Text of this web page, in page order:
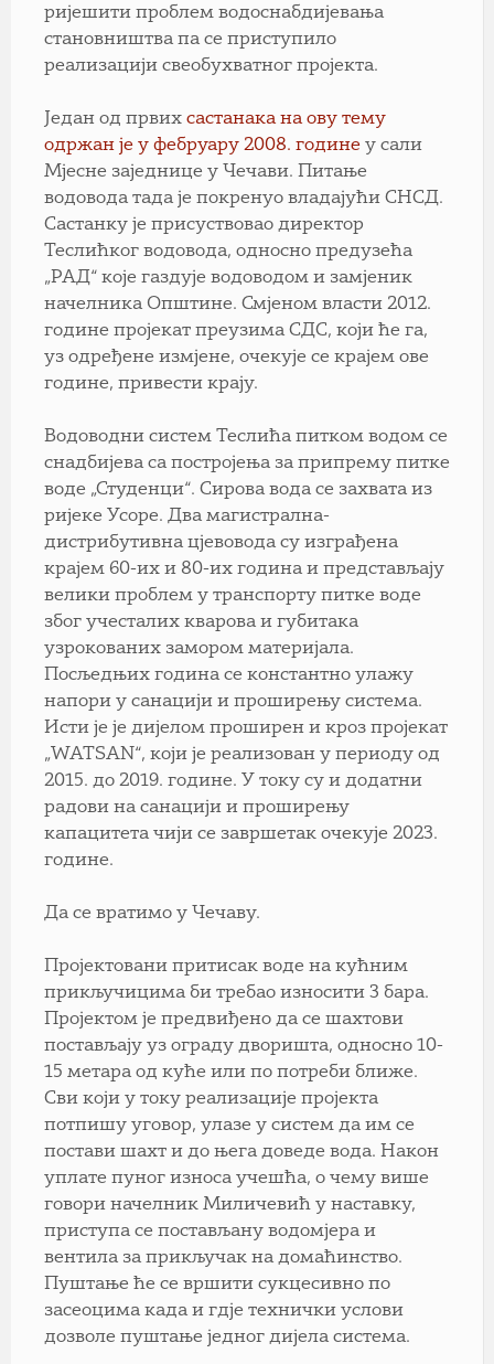
ријешити проблем водоснабдијевања
становништва па се приступило
реализацији свеобухватног пројекта.
Један од првих састанака на ову тему
одржан је у фебруару 2008. године у сали
Мјесне заједнице у Чечави. Питање
водовода тада је покренуо владајући СНСД.
Састанку је присуствовао директор
Теслићког водовода, односно предузећа
„РАД“ које газдује водоводом и замјеник
начелника Општине. Смјеном власти 2012.
године пројекат преузима СДС, који ће га,
уз одређене измјене, очекује се крајем ове
године, привести крају.
Водоводни систем Теслића питком водом се
снадбијева са постројења за припрему питке
воде „Студенци“. Сирова вода се захвата из
ријеке Усоре. Два магистрална-
дистрибутивна цјевовода су изграђена
крајем 60-их и 80-их година и представљају
велики проблем у транспорту питке воде
због учесталих кварова и губитака
узрокованих замором материјала.
Посљедњих година се константно улажу
напори у санацији и проширењу система.
Исти је је дијелом проширен и кроз пројекат
„WATSAN“, који је реализован у периоду од
2015. до 2019. године. У току су и додатни
радови на санацији и проширењу
капацитета чији се завршетак очекује 2023.
године.
Да се вратимо у Чечаву.
Пројектовани притисак воде на кућним
прикључицима би требао износити 3 бара.
Пројектом je предвиђено да се шахтови
постављају уз ограду дворишта, односно 10-
15 метара од куће или по потреби ближе.
Сви који у току реализације пројекта
потпишу уговор, улазе у систем да им се
постави шахт и до њега доведе вода. Након
уплате пуног износа учешћа, о чему више
говори начелник Миличевић у наставку,
приступа се постављану водомјера и
вентила за прикључак на домаћинство.
Пуштање ће се вршити сукцесивно по
засеоцима када и гдје технички услови
дозволе пуштање једног дијела система.